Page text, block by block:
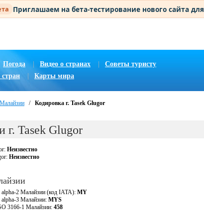
Приглашаем на бета-тестирование нового сайта
Погода | Видео о странах
Советы туристу
Карты мира
/ Кодировка г. Tasek Glugor
г. Tasek Glugor
Неизвестно
Неизвестно
2 Малайзии (код IATA): MY
3 Малайзии: MYS
3166-1 Малайзии: 458